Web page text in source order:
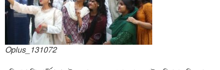
Oplus_131072